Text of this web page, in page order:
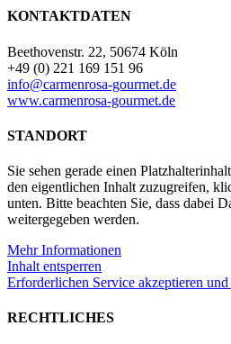
Menge
KONTAKTDATEN
Beethovenstr. 22, 50674 Köln
+49 (0) 221 169 151 96
info@carmenrosa-gourmet.de
www.carmenrosa-gourmet.de
STANDORT
Sie sehen gerade einen
den eigentlichen Inhalt zuzugreifen,
unten. Bitte beachten Sie, dass dabei
weitergegeben werden.
Mehr Informationen
Inhalt entsperren
Erforderlichen Service akzeptieren und
RECHTLICHES